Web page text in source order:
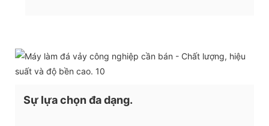
Sự lựa chọn đa dạng.